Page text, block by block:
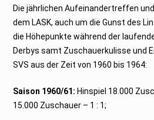
Die jährlichen Aufeinandertreffen
dem LASK, auch um die Gunst des
die Höhepunkte während der
Derbys samt Zuschauerkulisse und
SVS aus der Zeit von 1960 bis 1964:
Saison 1960/61: Hinspiel 18.000
15.000 Zuschauer – 1 : 1;